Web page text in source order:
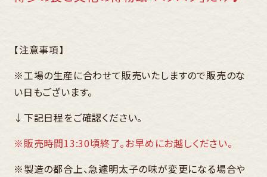
【注意事項】
※工場の生産に合わせて販売いたしますので販売のな
い日もございます。
↓下記日程をご確認ください。
※販売時間13:30頃終了。お早めにお越しください。
※製造の都合上、急遽明太子の味が変更になる場合や